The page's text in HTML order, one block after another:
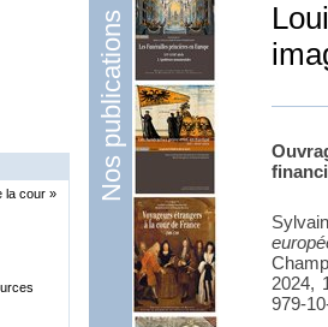
Nos publications
2024,
979-
la cour »